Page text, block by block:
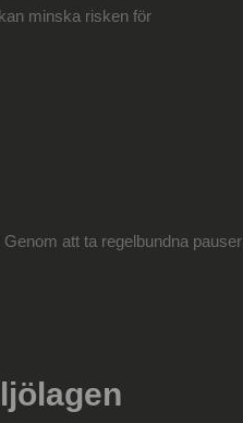
minska risken för
att ta regelbundna pauser